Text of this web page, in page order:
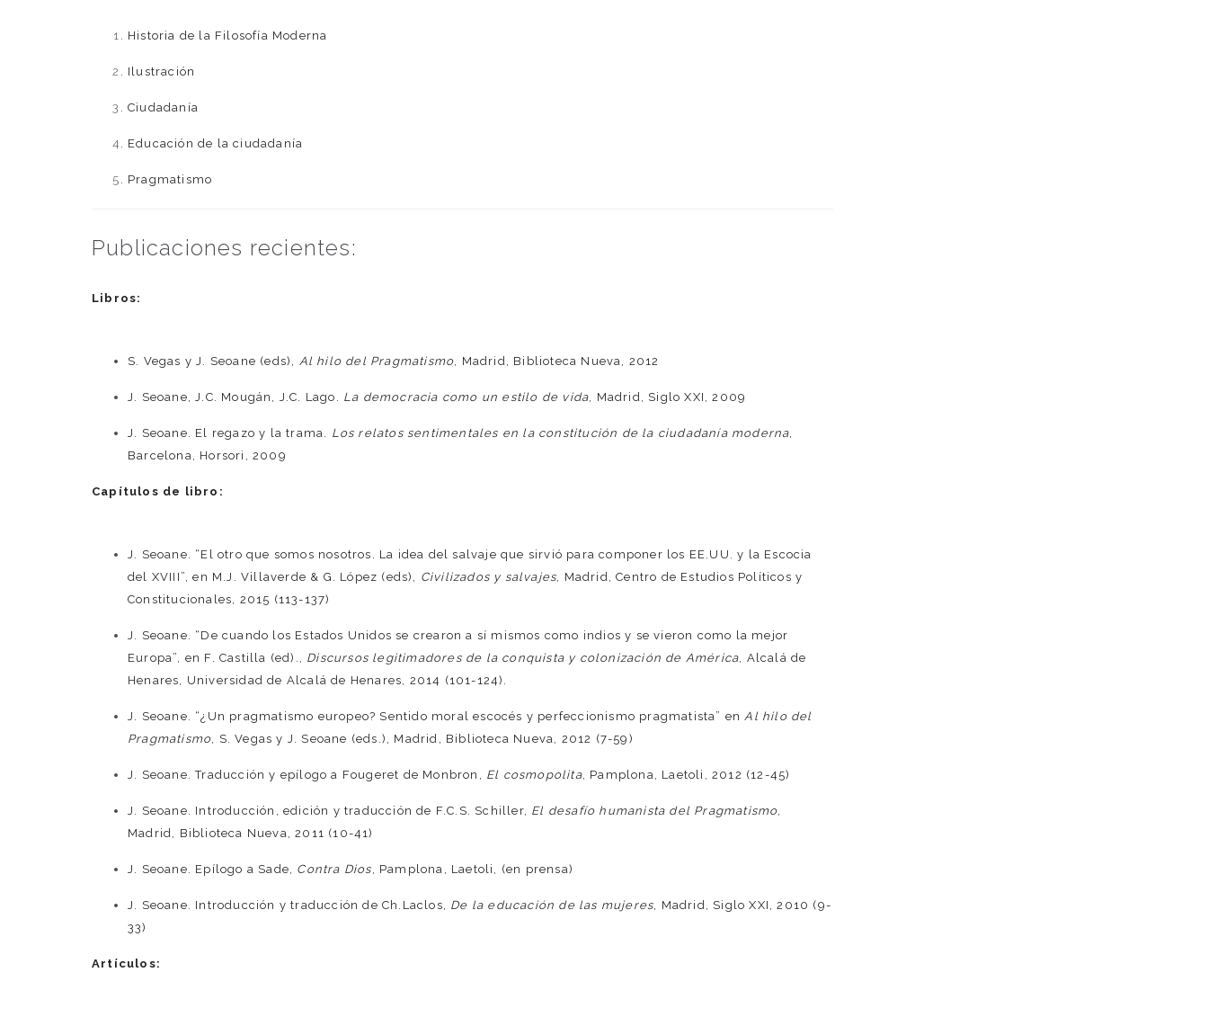
Historia de la Filosofía Moderna
Ilustración
Ciudadanía
Educación de la ciudadanía
Pragmatismo
Publicaciones recientes:
Libros:
S. Vegas y J. Seoane (eds), Al hilo del Pragmatismo, Madrid, Biblioteca Nueva, 2012
J. Seoane, J.C. Mougán, J.C. Lago. La democracia como un estilo de vida, Madrid, Siglo XXI, 2009
J. Seoane. El regazo y la trama. Los relatos sentimentales en la constitución de la ciudadanía moderna,
Barcelona, Horsori, 2009
Capítulos de libro:
J. Seoane. “El otro que somos nosotros. La idea del salvaje que sirvió para componer los EE.UU. y la Escocia
del XVIII”, en M.J. Villaverde & G. López (eds), Civilizados y salvajes, Madrid, Centro de Estudios Políticos y
Constitucionales, 2015 (113-137)
J. Seoane. “De cuando los Estados Unidos se crearon a sí mismos como indios y se vieron como la mejor
Europa”, en F. Castilla (ed)., Discursos legitimadores de la conquista y colonización de América, Alcalá de
Henares, Universidad de Alcalá de Henares, 2014 (101-124).
J. Seoane. “¿Un pragmatismo europeo? Sentido moral escocés y perfeccionismo pragmatista” enAl hilo del
Pragmatismo, S. Vegas y J. Seoane (eds.), Madrid, Biblioteca Nueva, 2012 (7-59)
J. Seoane. Traducción y epílogo a Fougeret de Monbron, El cosmopolita, Pamplona, Laetoli, 2012 (12-45)
J. Seoane. Introducción, edición y traducción de F.C.S. Schiller, El desafío humanista del Pragmatismo,
Madrid, Biblioteca Nueva, 2011 (10-41)
J. Seoane. Epílogo a Sade, Contra Dios, Pamplona, Laetoli, (en prensa)
J. Seoane. Introducción y traducción de Ch.Laclos, De la educación de las mujeres, Madrid, Siglo XXI, 2010 (9-
33)
Artículos: